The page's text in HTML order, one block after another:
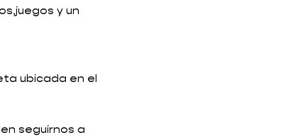
y un
ubicada en el
seguirnos a